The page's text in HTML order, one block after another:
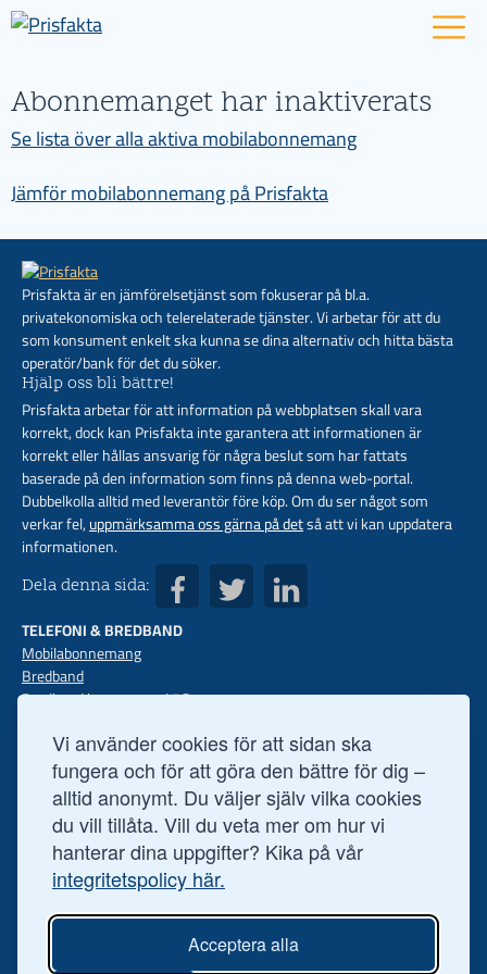
Vi använder cookies för att sidan ska
fungera och för att göra den bättre för dig –
alltid anonymt. Du väljer själv vilka cookies
du vill tillåta. Vill du veta mer om hur vi
hanterar dina uppgifter? Kika på vår
integritetspolicy här.
Acceptera alla
Abonnemanget har inaktiverats
Se lista över alla aktiva mobilabonnemang
Jämför mobilabonnemang på Prisfakta
Prisfakta är en jämförelsetjänst som fokuserar på bl.a.
privatekonomiska och telerelaterade tjänster. Vi arbetar för att du
som konsument enkelt ska kunna se dina alternativ och hitta bästa
operatör/bank för det du söker.
Hjälp oss bli bättre!
Prisfakta arbetar för att information på webbplatsen skall vara
korrekt, dock kan Prisfakta inte garantera att informationen är
korrekt eller hållas ansvarig för några beslut som har fattats
baserade på den information som finns på denna web-portal.
Dubbelkolla alltid med leverantör före köp. Om du ser något som
verkar fel,uppmärksamma oss gärna på detså att vi kan uppdatera
informationen.
Dela denna sida:
TELEFONI & BREDBAND
Mobilabonnemang
Bredband
Bredband hemma med 5G
Mobiler med abon
Fast telefoni
FINANS
Privatlån
Företagslån
Sparkonto
Bolån
ÖVRIGT